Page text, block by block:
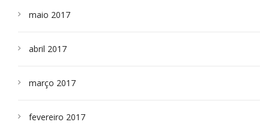
maio 2017
abril 2017
março 2017
fevereiro 2017